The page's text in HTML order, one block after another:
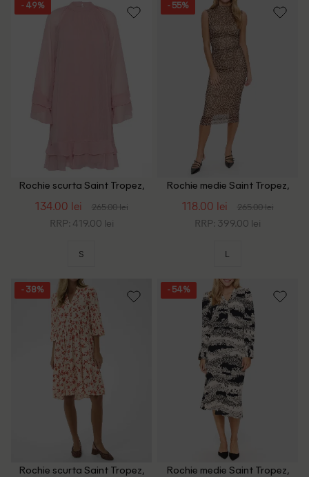
- 49%
Rochie scurta Saint Tropez,
134.00 lei 265.00 lei
RRP: 419.00 lei
S
- 55%
Rochie medie Saint Tropez,
118.00 lei 265.00 lei
RRP: 399.00 lei
L
- 38%
Rochie scurta Saint Tropez,
- 54%
Rochie medie Saint Tropez,